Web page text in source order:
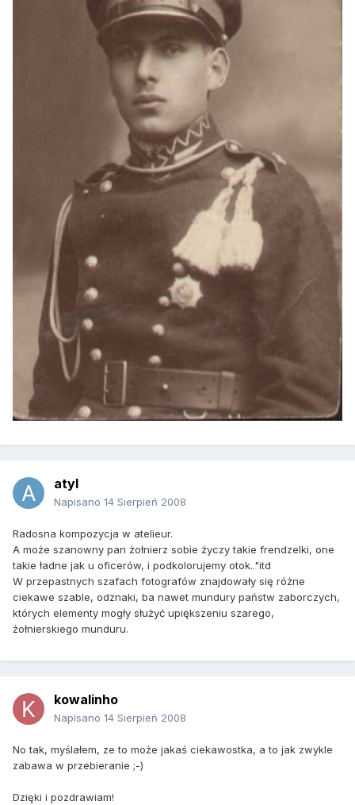
atyl
Napisano 14 Sierpień 2008
Radosna kompozycja w atelieur.
A może szanowny pan żołnierz sobie życzy takie frendzelki, one
takie ładne jak u oficerów, i podkolorujemy otok.."itd
W przepastnych szafach fotografów znajdowały się różne
ciekawe szable, odznaki, ba nawet mundury państw zaborczych,
których elementy mogły służyć upiększeniu szarego,
żołnierskiego munduru.
kowalinho
Napisano 14 Sierpień 2008
No tak, myślałem, ze to może jakaś ciekawostka, a to jak zwykle
zabawa w przebieranie ;-)
Dzięki i pozdrawiam!